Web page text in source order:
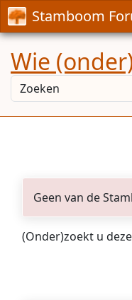
Stamboom
Wie
Geen van de
(Onder)zoekt u